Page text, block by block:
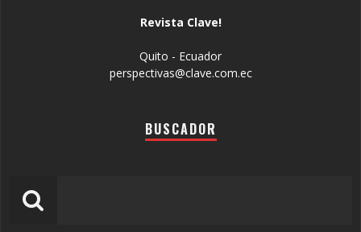
Revista Clave!
Quito - Ecuador
perspectivas@clave.com.ec
BUSCADOR